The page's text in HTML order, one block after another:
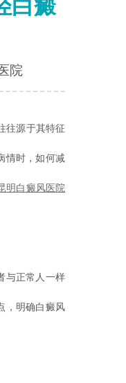
白癜
院
往源于其特征
情时，如何减
明白癜风医院
与正常人一样
，明确白癜风